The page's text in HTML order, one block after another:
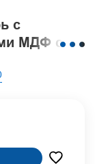
с
МДФ со